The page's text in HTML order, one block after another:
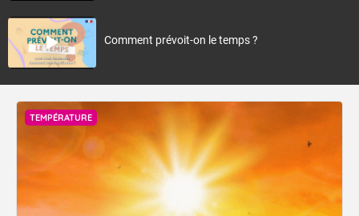
Comment prévoit-on le temps ?
TEMPÉRATURE